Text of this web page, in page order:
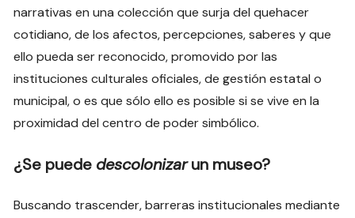
narrativas en una colección que surja del quehacer
cotidiano, de los afectos, percepciones, saberes y que
ello pueda ser reconocido, promovido por las
instituciones culturales oficiales, de gestión estatal o
municipal, o es que sólo ello es posible si se vive en la
proximidad del centro de poder simbólico.
¿Se puede descolonizarun museo?
Buscando trascender, barreras institucionales mediante